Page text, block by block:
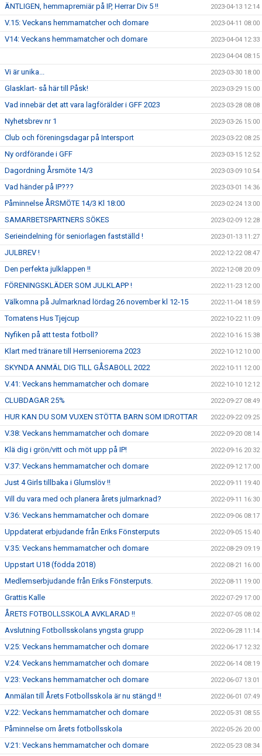
ÄNTLIGEN, hemmapremiär på IP, Herrar Div 5 !! 2023-04-13 12:14
V.15: Veckans hemmamatcher och domare 2023-04-11 08:00
V14: Veckans hemmamatcher och domare 2023-04-04 12:33
2023-04-04 08:15
Vi är unika... 2023-03-30 18:00
Glasklart- så här till Påsk! 2023-03-29 15:00
Vad innebär det att vara lagförälder i GFF 2023 2023-03-28 08:08
Nyhetsbrev nr 1 2023-03-26 15:00
Club och föreningsdagar på Intersport 2023-03-22 08:25
Ny ordförande i GFF 2023-03-15 12:52
Dagordning Årsmöte 14/3 2023-03-09 10:54
Vad händer på IP??? 2023-03-01 14:36
Påminnelse ÅRSMÖTE 14/3 Kl 18:00 2023-02-24 13:00
SAMARBETSPARTNERS SÖKES 2023-02-09 12:28
Serieindelning för seniorlagen fastställd ! 2023-01-13 11:27
JULBREV ! 2022-12-22 08:47
Den perfekta julklappen !! 2022-12-08 20:09
FÖRENINGSKLÄDER SOM JULKLAPP ! 2022-11-23 12:00
Välkomna på Julmarknad lördag 26 november kl 12-15 2022-11-04 18:59
Tomatens Hus Tjejcup 2022-10-22 11:09
Nyfiken på att testa fotboll? 2022-10-16 15:38
Klart med tränare till Herrseniorerna 2023 2022-10-12 10:00
SKYNDA ANMÄL DIG TILL GÅSABOLL 2022 2022-10-11 12:00
V.41: Veckans hemmamatcher och domare 2022-10-10 12:12
CLUBDAGAR 25% 2022-09-27 08:49
HUR KAN DU SOM VUXEN STÖTTA BARN SOM IDROTTAR 2022-09-22 09:25
V.38: Veckans hemmamatcher och domare 2022-09-20 08:14
Klä dig i grön/vitt och möt upp på IP! 2022-09-16 20:32
V.37: Veckans hemmamatcher och domare 2022-09-12 17:00
Just 4 Girls tillbaka i Glumslöv !! 2022-09-11 19:40
Vill du vara med och planera årets julmarknad? 2022-09-11 16:30
V.36: Veckans hemmamatcher och domare 2022-09-06 08:17
Uppdaterat erbjudande från Eriks Fönsterputs 2022-09-05 15:40
V.35: Veckans hemmamatcher och domare 2022-08-29 09:19
Uppstart U18 (födda 2018) 2022-08-21 16:00
Medlemserbjudande från Eriks Fönsterputs. 2022-08-11 19:00
Grattis Kalle 2022-07-29 17:00
ÅRETS FOTBOLLSSKOLA AVKLARAD !! 2022-07-05 08:02
Avslutning Fotbollsskolans yngsta grupp 2022-06-28 11:14
V.25: Veckans hemmamatcher och domare 2022-06-17 12:32
V.24: Veckans hemmamatcher och domare 2022-06-14 08:19
V.23: Veckans hemmamatcher och domare 2022-06-07 13:01
Anmälan till Årets Fotbollsskola är nu stängd !! 2022-06-01 07:49
V.22: Veckans hemmamatcher och domare 2022-05-31 08:55
Påminnelse om årets fotbollsskola 2022-05-26 20:00
V.21: Veckans hemmamatcher och domare 2022-05-23 08:34